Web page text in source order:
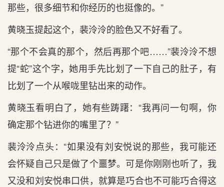
那些，很多细节和你经历的也挺像的。”
黄晓玉提起这个，裴泠泠的脸色又不好看了。
“那个不会真的那个，然后再那个吧……”裴泠泠不想
提“蛇”这个字，她用手先比划了一下自己的肚子，有
比划了一个从喉咙里钻出来的动作。
黄晓玉看明白了，她有些踌躇：“我再问一句啊，你
确定那个钻进你的嘴里了？”
裴泠泠点头：“如果没有刘安悦说的那些，我可能还
会怀疑自己只是做了个噩梦。可是你刚刚也听了，我
又没和刘安悦串口供，就算是巧合也不可能巧合得这